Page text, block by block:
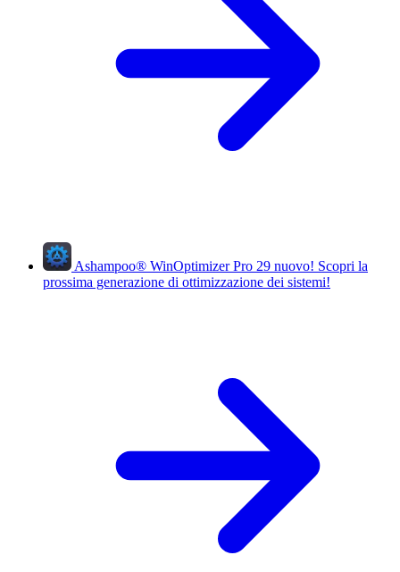
Ashampoo® WinOptimizer Pro 29 nuovo! Scopri la
prossima generazione di ottimizzazione dei sistemi!